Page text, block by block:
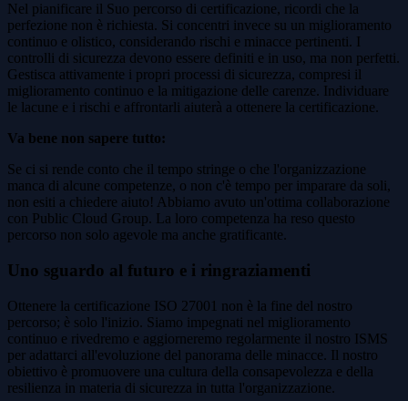
Nel pianificare il Suo percorso di certificazione, ricordi che la
perfezione non è richiesta. Si concentri invece su un miglioramento
continuo e olistico, considerando rischi e minacce pertinenti. I
controlli di sicurezza devono essere definiti e in uso, ma non perfetti.
Gestisca attivamente i propri processi di sicurezza, compresi il
miglioramento continuo e la mitigazione delle carenze. Individuare
le lacune e i rischi e affrontarli aiuterà a ottenere la certificazione.
Va bene non sapere tutto:
Se ci si rende conto che il tempo stringe o che l'organizzazione
manca di alcune competenze, o non c'è tempo per imparare da soli,
non esiti a chiedere aiuto! Abbiamo avuto un'ottima collaborazione
con Public Cloud Group. La loro competenza ha reso questo
percorso non solo agevole ma anche gratificante.
Uno sguardo al futuro e i ringraziamenti
Ottenere la certificazione ISO 27001 non è la fine del nostro
percorso; è solo l'inizio. Siamo impegnati nel miglioramento
continuo e rivedremo e aggiorneremo regolarmente il nostro ISMS
per adattarci all'evoluzione del panorama delle minacce. Il nostro
obiettivo è promuovere una cultura della consapevolezza e della
resilienza in materia di sicurezza in tutta l'organizzazione.